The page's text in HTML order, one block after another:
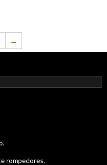
→
rompedores.